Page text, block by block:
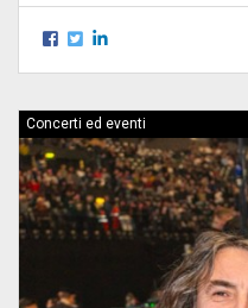
Concerti ed eventi